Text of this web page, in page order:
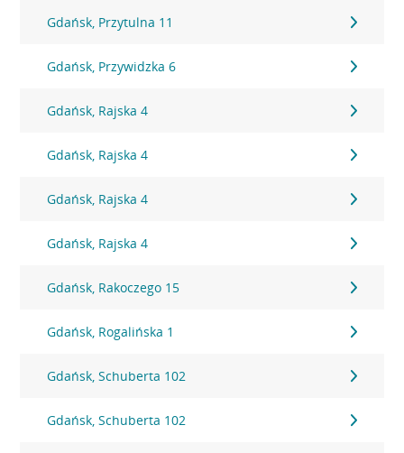
Gdańsk, Przytulna 11
Gdańsk, Przywidzka 6
Gdańsk, Rajska 4
Gdańsk, Rajska 4
Gdańsk, Rajska 4
Gdańsk, Rajska 4
Gdańsk, Rakoczego 15
Gdańsk, Rogalińska 1
Gdańsk, Schuberta 102
Gdańsk, Schuberta 102